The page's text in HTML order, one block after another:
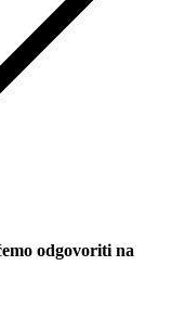
odgovoriti na